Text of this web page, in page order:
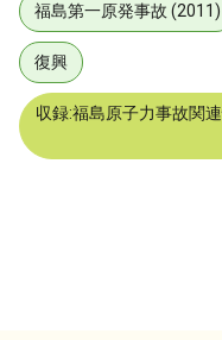
福島第一原発事故 (2011)
復興
収録:福島原子力事故関